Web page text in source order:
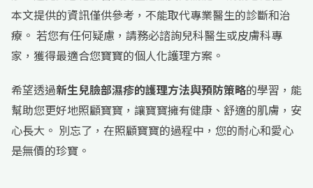
本文提供的資訊僅供參考，不能取代專業醫生的診斷和治
療。 若您有任何疑慮，請務必諮詢兒科醫生或皮膚科專
家，獲得最適合您寶寶的個人化護理方案。
希望透過新生兒臉部濕疹的護理方法與預防策略的學習，能
幫助您更好地照顧寶寶，讓寶寶擁有健康、舒適的肌膚，安
心長大。 別忘了，在照顧寶寶的過程中，您的耐心和愛心
是無價的珍寶。